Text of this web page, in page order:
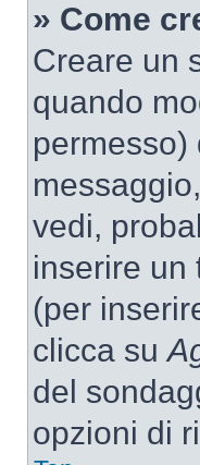
» Come
Creare un
quando
permesso)
vedi,
inserire un
(per
clicca su
del
opzioni di